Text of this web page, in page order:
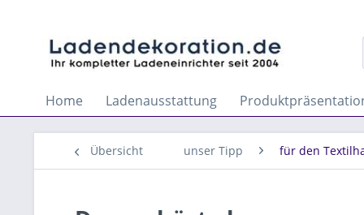
Home Ladenausstattung
Übersicht unser Tipp für den